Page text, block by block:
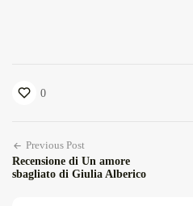
0
Previous Post
Recensione di Un amore
sbagliato di Giulia Alberico